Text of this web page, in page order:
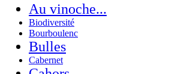
Au vinoche...
Biodiversité
Bourboulenc
Bulles
Cabernet